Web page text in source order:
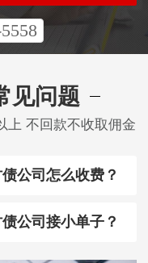
见问题
上 不回款不收取佣金
公司怎么收费？
公司接小单子？